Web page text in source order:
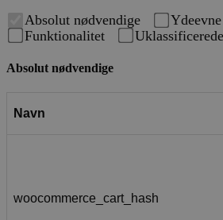
Absolut nødvendige Ydeevne
Funktionalitet
Uklassificerede
Absolut nødvendige
Navn
woocommerce_cart_hash